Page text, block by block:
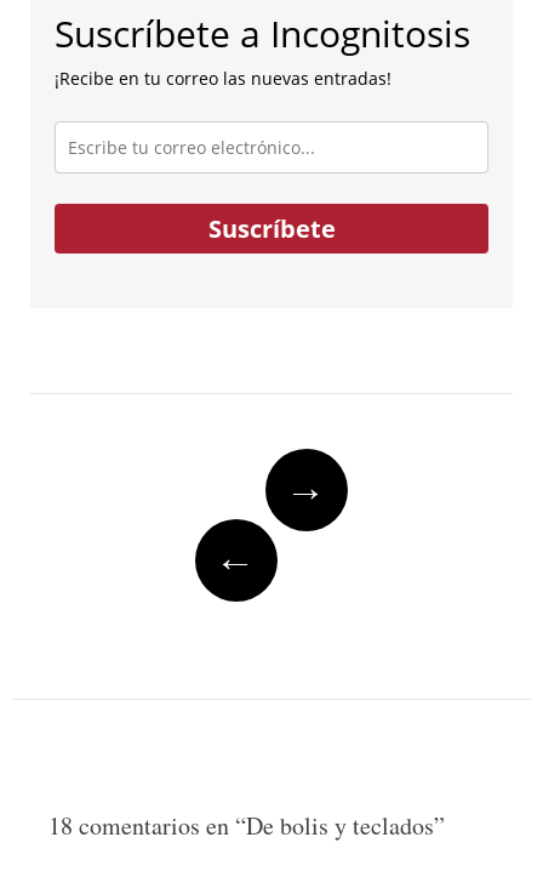
Suscríbete a Incognitosis
¡Recibe en tu correo las nuevas entradas!
Escribe
tu
correo
electrónico...
Suscríbete
→
←
18 comentarios en “De bolis y teclados”